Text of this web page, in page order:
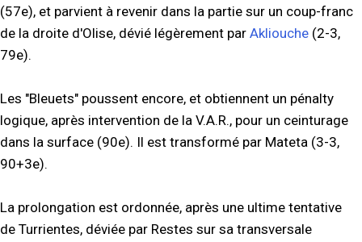
(57e), et parvient à revenir dans la partie sur un coup-franc
de la droite d'Olise, dévié légèrement par Akliouche (2-3,
79e).
Les "Bleuets" poussent encore, et obtiennent un pénalty
logique, après intervention de la V.A.R., pour un ceinturage
dans la surface (90e). Il est transformé par Mateta (3-3,
90+3e).
La prolongation est ordonnée, après une ultime tentative
de Turrientes, déviée par Restes sur sa transversale